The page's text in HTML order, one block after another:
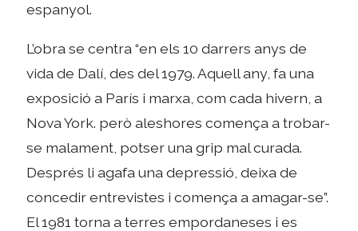
espanyol.
L’obra se centra “en els 10 darrers anys de
vida de Dalí, des del 1979. Aquell any, fa una
exposició a París i marxa, com cada hivern, a
Nova York. però aleshores comença a trobar-
se malament, potser una grip mal curada.
Després li agafa una depressió, deixa de
concedir entrevistes i comença a amagar-se”.
El 1981 torna a terres empordaneses i es